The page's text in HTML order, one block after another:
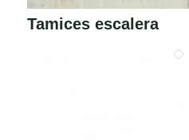
Tamices escalera